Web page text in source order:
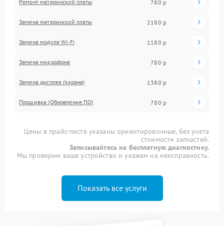
Ремонт материнской платы 780 р
Замена материнской платы 2180 р
Замена модуля Wi-Fi 1180 р
Замена микрофона 780 р
Замена дисплея (экрана) 1380 р
Прошивка (Обновление ПО) 780 р
Цены в прайс-листе указаны ориентировочные, без учета
стоимости запчастей.
Записывайтесь на бесплатную диагностику.
Мы проверим ваше устройство и укажем на неисправность.
Показать все услуги